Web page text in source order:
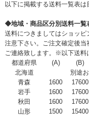
以下に掲載する送料一覧表は
◆地域・商品区分別送料一覧
送料につきましてはショッ
注意下さい。ご注文確定後
ご連絡致します。※以下送料
都道府県
(A) (B)
北海道
別途
青森
1600 17600
岩手
1600 17600
秋田
1600 17600
山形
1500 15400